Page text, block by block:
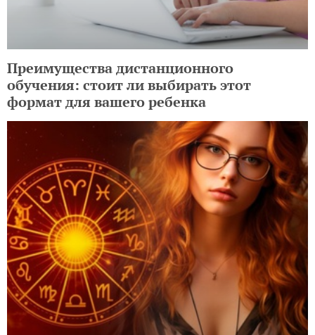
Преимущества дистанционного
обучения: стоит ли выбирать этот
формат для вашего ребенка